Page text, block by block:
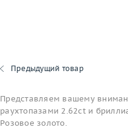
Предыдущий товар
Представляем вашему
раухтопазами 2.62ct и
Розовое золото.